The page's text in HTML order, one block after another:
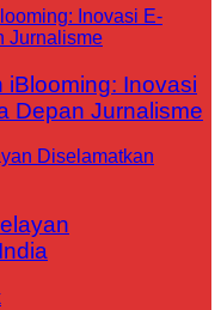
iBlooming: Inovasi
Depan Jurnalisme